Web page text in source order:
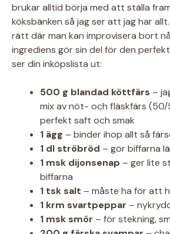
brukar alltid börja med att ställa
köksbänken så jag ser att jag har
rätt där man kan improvisera bort
ingrediens gör sin del för den
ser din inköpslista ut:
500 g blandad köttfärs –
mix av nöt- och fläskfärs
perfekt saft och smak
1 ägg – binder ihop allt så
1 dl ströbröd – gör biffarna
1 msk dijonsenap – ger lite
biffarna
1 tsk salt – måste ha för att
1 krm svartpeppar –
1 msk smör – för stekning,